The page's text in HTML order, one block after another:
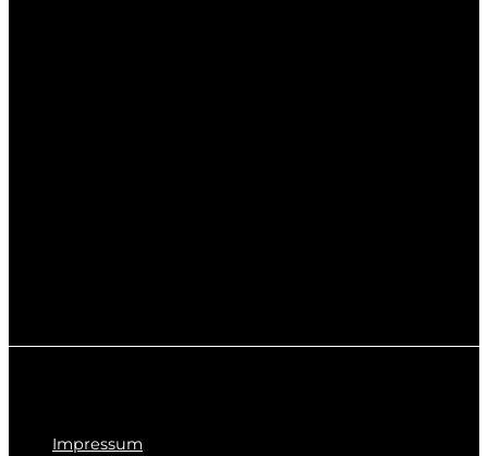
Impressum